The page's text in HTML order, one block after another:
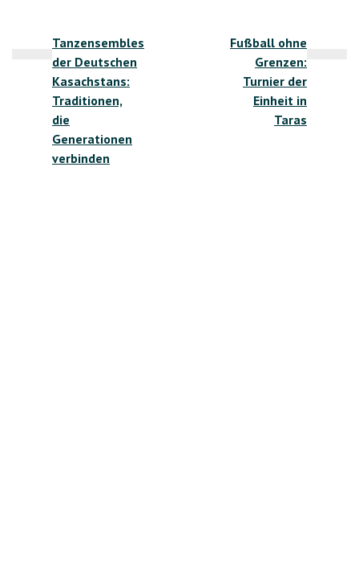
Tanzensembles
der Deutschen
Kasachstans:
Traditionen,
die
Generationen
verbinden
Fußball ohne
Grenzen:
Turnier der
Einheit in
Taras